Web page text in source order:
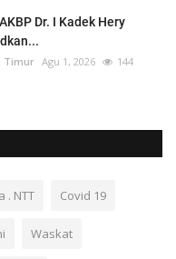
Dr. I Kadek Hery
Timur Agu 1, 2026 144
. NTT Covid 19
Waskat